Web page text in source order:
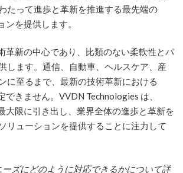
たって進歩と革新を推進する最先端の
ンを提供します。
革新の中心であり、比類のない柔軟性とパ
します。通信、自動車、ヘルスケア、産
に至るまで、最新の技術革新における
できません。VVDN Technologies は、
大限に引き出し、業界全体の進歩と革新を
リューションを提供することに注力して
ーズにどのように対応できるかについて詳